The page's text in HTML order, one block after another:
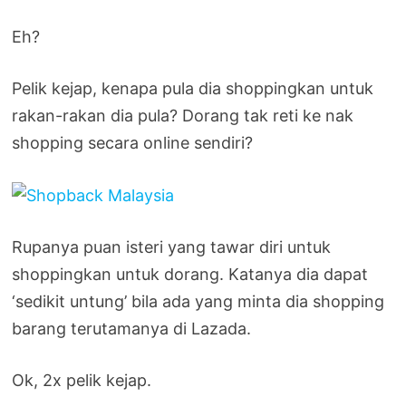
Eh?
Pelik kejap, kenapa pula dia shoppingkan untuk
rakan-rakan dia pula? Dorang tak reti ke nak
shopping secara online sendiri?
Rupanya puan isteri yang tawar diri untuk
shoppingkan untuk dorang. Katanya dia dapat
‘sedikit untung’ bila ada yang minta dia shopping
barang terutamanya di Lazada.
Ok, 2x pelik kejap.